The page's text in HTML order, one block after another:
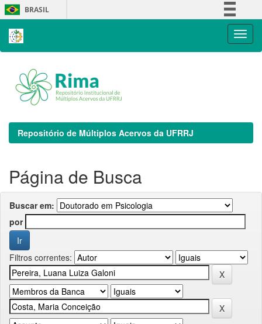
Skip
navigation
BRASIL
Repositório de Múltiplos Acervos da UFRRJ
Página de Busca
Buscar em:
por
Filtros correntes: